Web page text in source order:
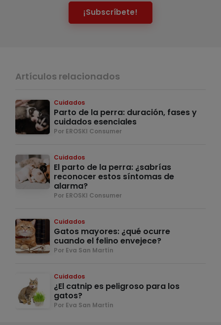
¡Subscríbete!
Artículos relacionados
Cuidados
Parto de la perra: duración, fases y
cuidados esenciales
Por EROSKI Consumer
Cuidados
El parto de la perra: ¿sabrías
reconocer estos síntomas de
alarma?
Por EROSKI Consumer
Cuidados
Gatos mayores: ¿qué ocurre
cuando el felino envejece?
Por Eva San Martín
Cuidados
¿El catnip es peligroso para los
gatos?
Por Eva San Martín